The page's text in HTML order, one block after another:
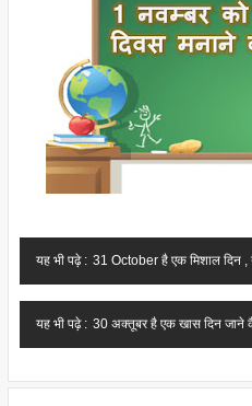
यह भी पढ़े : 31 October है एक मिशाल दिन ,
यह भी पढ़े : 30 अक्तूबर है एक खास दिन जाने